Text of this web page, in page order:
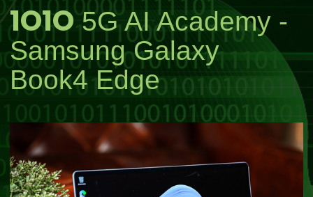
1O1O5G AI Academy -
Samsung Galaxy
Book4 Edge